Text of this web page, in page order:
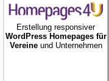
Erstellung responsiver
WordPress Homepages für
Vereineund Unternehmen